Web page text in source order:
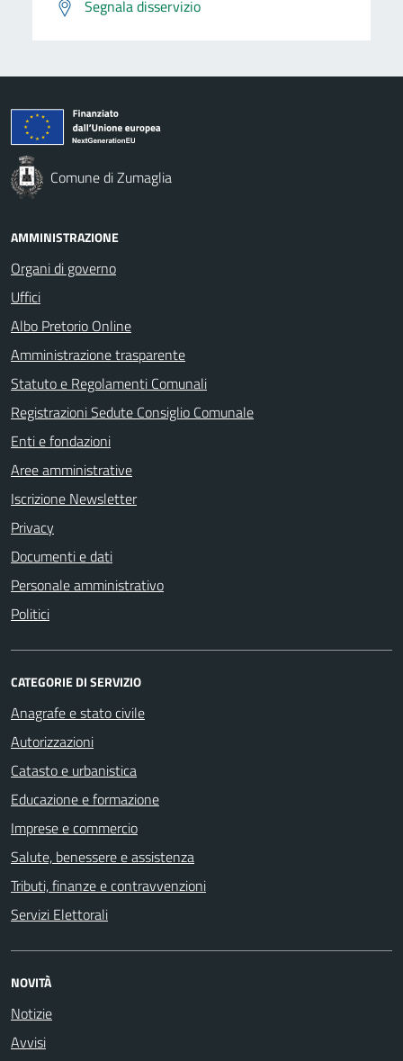
Segnala disservizio
Comune di Zumaglia
AMMINISTRAZIONE
Organi di governo
Uffici
Albo Pretorio Online
Amministrazione trasparente
Statuto e Regolamenti Comunali
Registrazioni Sedute Consiglio Comunale
Enti e fondazioni
Aree amministrative
Iscrizione Newsletter
Privacy
Documenti e dati
Personale amministrativo
Politici
CATEGORIE DI SERVIZIO
Anagrafe e stato civile
Autorizzazioni
Catasto e urbanistica
Educazione e formazione
Imprese e commercio
Salute, benessere e assistenza
Tributi, finanze e contravvenzioni
Servizi Elettorali
NOVITÀ
Notizie
Avvisi